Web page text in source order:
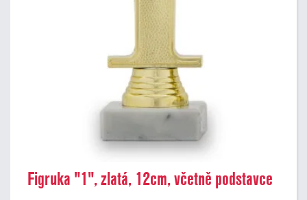
Figruka "1", zlatá, 12cm, včetně podstavce